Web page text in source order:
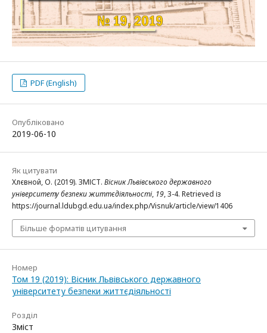
PDF (English)
Опубліковано
2019-06-10
Як цитувати
Хлєвной, О. (2019). ЗМІСТ. Вісник Львівського державного
університету безпеки життєдіяльності, 19, 3-4. Retrieved із
https://journal.ldubgd.edu.ua/index.php/Visnuk/article/view/1406
Більше форматів цитування
Номер
Том 19 (2019): Вісник Львівського державного
університету безпеки життєдіяльності
Розділ
Зміст